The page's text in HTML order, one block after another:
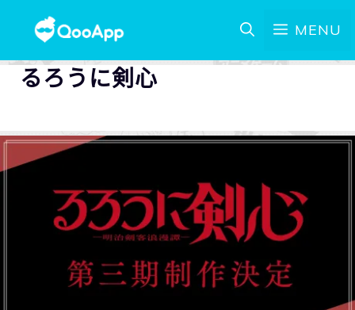
MENU
るろうに剣心